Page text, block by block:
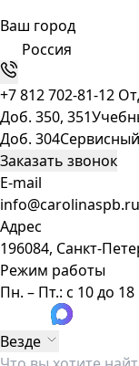
Ваш город
Россия
+7 812 702-81-12
Доб. 350, 351
Доб. 304
Заказать звонок
E-mail
info@carolinaspb.ru
Адрес
196084, Санкт-
Режим работы
Пн. – Пт.: с 10 до 18
Везде